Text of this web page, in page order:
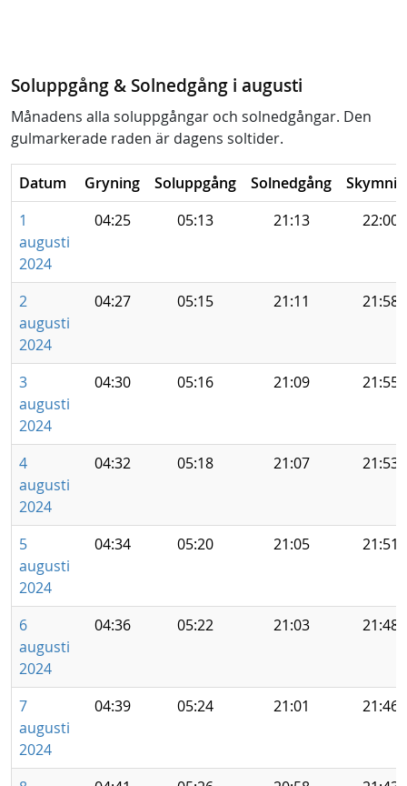
Soluppgång & Solnedgång i augusti
Månadens alla soluppgångar och solnedgångar. Den
gulmarkerade raden är dagens soltider.
Datum Gryning Soluppgång Solnedgång
1
augusti
2024
04:25 05:13 21:13 22:00
2
augusti
2024
04:27 05:15 21:11 21:58
3
augusti
2024
04:30 05:16 21:09 21:55
4
augusti
2024
04:32 05:18 21:07 21:53
5
augusti
2024
04:34 05:20 21:05 21:51
6
augusti
2024
04:36 05:22 21:03 21:48
7
augusti
2024
04:39 05:24 21:01 21:46